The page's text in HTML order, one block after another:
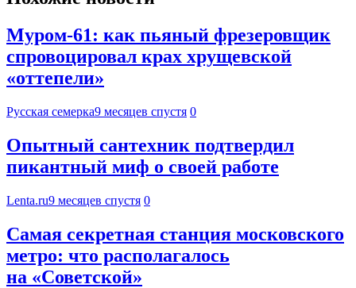
Муром-61: как пьяный фрезеровщик
спровоцировал крах хрущевской
«оттепели»
Русская семерка9 месяцев спустя 0
Опытный сантехник подтвердил
пикантный миф о своей работе
Lenta.ru9 месяцев спустя 0
Самая секретная станция московского
метро: что располагалось
на «Советской»